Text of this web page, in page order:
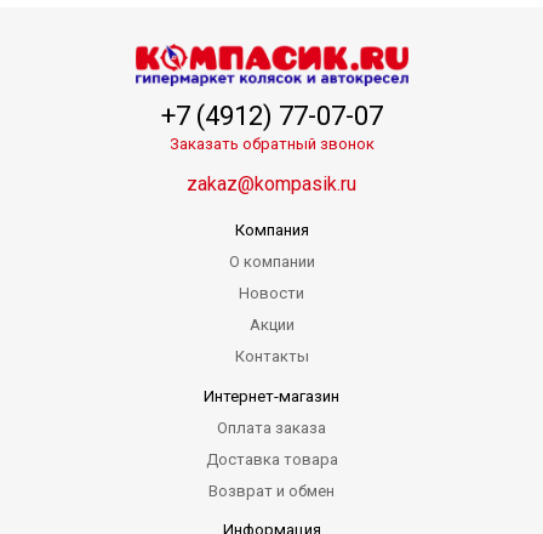
+7 (4912) 77-07-07
Заказать обратный звонок
zakaz@kompasik.ru
Компания
О компании
Новости
Акции
Контакты
Интернет-магазин
Оплата заказа
Доставка товара
Возврат и обмен
Информация